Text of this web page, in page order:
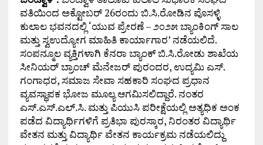
ವತಿಯಿಂದ ಅಕ್ಟೋಬರ್ 26ರಂದು ಬಿ.ಸಿ.ರೋಡಿನ ಪೊಸಳ್ಳಿ
ಕುಲಾಲ ಭವನದಲ್ಲಿ ‘ಯುವ ಪ್ರೇರಣೆ – ೨೦೨೫ ಬ್ಯಾಂಕಿಂಗ್ ಸಾಲ
ಮತ್ತು ಸ್ವಉದ್ಯೋಗ ಮಾಹಿತಿ ಕಾರ್ಯಾಗಾರ’ ನಡೆಯಲಿದೆ.
ಸಂಪನ್ಮೂಲ ವ್ಯಕ್ತಿಗಳಾಗಿ ಕೆನರಾ ಬ್ಯಾಂಕ್ ಬಿ.ಸಿ.ರೋಡು ಶಾಖೆಯ
ಸೀನಿಯರ್ ಬ್ರಾಂಚ್ ಮೆನೇಜರ್ ಪುರಂದರ, ಉದ್ಯಮಿ ಎಸ್.
ಗಂಗಾಧರ, ಸಮಾಜ ಸೇವಾ ಸಹಕಾರಿ ಸಂಘದ ಪ್ರಧಾನ
ವ್ಯವಸ್ಥಾಪಕ ಭೋಜ ಮೂಲ್ಯ ಆಗಮಿಸಲಿದ್ದಾರೆ. ನಂತರ
ಎಸ್.ಎಸ್.ಎಲ್.ಸಿ. ಮತ್ತು ಪಿಯುಸಿ ಪರೀಕ್ಷೆಯಲ್ಲಿ ಅತ್ಯಧಿಕ ಅಂಕ
ಪಡೆದ ವಿದ್ಯಾರ್ಥಿಗಳಿಗೆ ಪ್ರತಿಭಾ ಪುರಸ್ಕಾರ, ನಿರಂತರ ವಿದ್ಯಾರ್ಥಿ
ವೇತನ ಮತ್ತು ವಿದ್ಯಾರ್ಥಿ ವೇತನ ಕಾರ್ಯಕ್ರಮ ನಡೆಯಲಿದ್ದು